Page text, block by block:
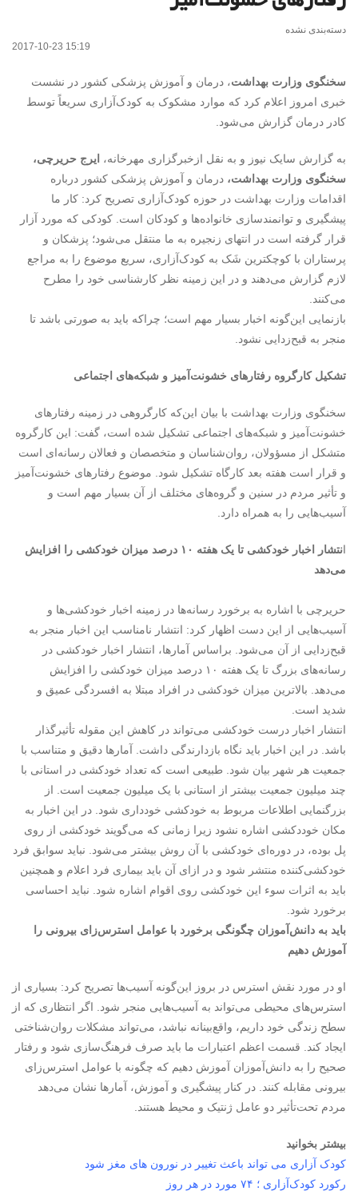
دسته‌بندی نشده
2017-10-23 15:19
سخنگوی وزارت بهداشت، درمان و آموزش پزشکی کشور در نشست
خبری امروز اعلام کرد که موارد مشکوک به کودک‌آزاری سریعاً توسط
کادر درمان گزارش می‌شود.
به گزارش سایک نیوز و به نقل ازخبرگزاری مهرخانه، ایرج حریرچی،
سخنگوی وزارت بهداشت، درمان و آموزش پزشکی کشور درباره
اقدامات وزارت بهداشت در حوزه کودک‌آزاری تصریح کرد: کار ما
پیشگیری و توانمندسازی خانواده‌ها و کودکان است. کودکی که مورد آزار
قرار گرفته است در انتهای زنجیره به ما منتقل می‌شود؛ پزشکان و
پرستاران با کوچکترین شَک به کودک‌آزاری، سریع موضوع را به مراجع
لازم گزارش می‌دهند و در این زمینه نظر کارشناسی خود را مطرح
می‌کنند.
بازنمایی این‌گونه اخبار بسیار مهم است؛ چراکه باید به صورتی باشد تا
منجر به قبح‌زدایی نشود.
تشکیل کارگروه رفتارهای خشونت‌آمیز و شبکه‌های اجتماعی
سخنگوی وزارت بهداشت با بیان این‌که کارگروهی در زمینه رفتارهای
خشونت‌آمیز و شبکه‌های اجتماعی تشکیل شده است، گفت: این کارگروه
متشکل از مسؤولان، روان‌شناسان و متخصصان و فعالان رسانه‌ای است
و قرار است هفته بعد کارگاه تشکیل شود. موضوع رفتارهای خشونت‌آمیز
و تأثیر مردم در سنین و گروه‌های مختلف از آن بسیار مهم است و
آسیب‌هایی را به همراه دارد.
ا
نتشار اخبار خودکشی تا یک هفته ۱۰ درصد میزان خودکشی را افزایش
می‌دهد
حریرچی با اشاره به برخورد رسانه‌ها در زمینه اخبار خودکشی‌ها و
آسیب‌هایی از این دست اظهار کرد: انتشار نامناسب این اخبار منجر به
قبح‌زدایی از آن می‌شود. براساس آمارها، انتشار اخبار خودکشی در
رسانه‌های بزرگ تا یک هفته ۱۰ درصد میزان خودکشی را افزایش
می‌دهد. بالاترین میزان خودکشی در افراد مبتلا به افسردگی عمیق و
شدید است.
انتشار اخبار درست خودکشی می‌تواند در کاهش این مقوله تأثیرگذار
باشد. در این اخبار باید نگاه بازدارندگی داشت. آمارها دقیق و متناسب با
جمعیت هر شهر بیان شود. طبیعی است که تعداد خودکشی در استانی با
چند میلیون جمعیت بیشتر از استانی با یک میلیون جمعیت است. از
بزرگنمایی اطلاعات مربوط به خودکشی خودداری شود. در این اخبار به
مکان خوددکشی اشاره نشود زیرا زمانی که می‌گویند خودکشی از روی
پل بوده، در دوره‌ای خودکشی با آن روش بیشتر می‌شود. نباید سوابق فرد
خودکشی‌کننده منتشر شود و در ازای آن باید بیماری فرد اعلام و همچنین
باید به اثرات سوء این خودکشی روی اقوام اشاره شود. نباید احساسی
برخورد شود.
باید به دانش‌آموزان چگونگی برخورد با عوامل استرس‌زای بیرونی را
آموزش دهیم
او در مورد نقش استرس در بروز این‌گونه آسیب‌ها تصریح کرد: بسیاری از
استرس‌های محیطی می‌تواند به آسیب‌هایی منجر شود. اگر انتظاری که از
سطح زندگی خود داریم، واقع‌بینانه نباشد، می‌تواند مشکلات روان‌شناختی
ایجاد کند. قسمت اعظم اعتبارات ما باید صرف فرهنگ‌سازی شود و رفتار
صحیح را به دانش‌آموزان آموزش دهیم که چگونه با عوامل استرس‌زای
بیرونی مقابله کنند. در کنار پیشگیری و آموزش، آمارها نشان می‌دهد
مردم تحت‌تأثیر دو عامل ژنتیک و محیط هستند.
بیشتر بخوانید
کودک آزاری می تواند باعث تغییر در نورون های مغز شود
رکورد کودک‌آزاری ؛ ۷۴ مورد در هر روز